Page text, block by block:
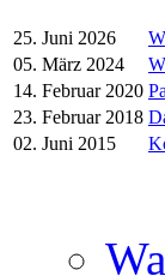
25. Juni 2026
05. März 2024
14. Februar 2020
23. Februar 2018
02. Juni 2015